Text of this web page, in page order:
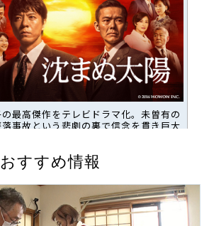
おすすめ情報